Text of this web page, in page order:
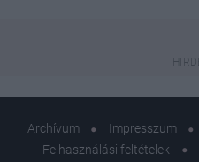
Archívum Impresszum
Felhasználási feltételek